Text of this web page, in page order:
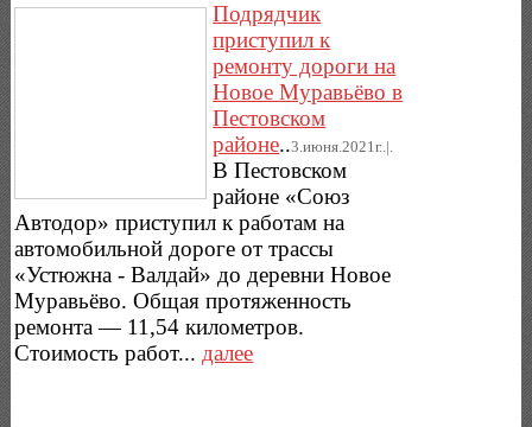
Подрядчик
приступил к
ремонту дороги на
Новое Муравьёво в
Пестовском
районе..3.июня.2021г..|.
В Пестовском
районе «Союз
Автодор» приступил к работам на
автомобильной дороге от трассы
«Устюжна - Валдай» до деревни Новое
Муравьёво. Общая протяженность
ремонта — 11,54 километров.
Стоимость работ... далее